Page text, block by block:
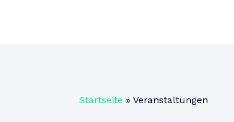
Startseite »Veranstaltungen